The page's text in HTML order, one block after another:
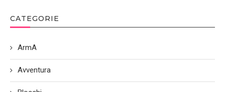
CATEGORIE
ArmA
Avventura